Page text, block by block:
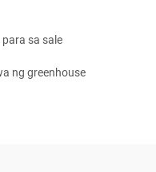
sa sale
ng greenhouse